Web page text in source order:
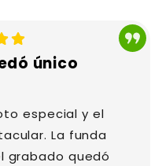
único
especial y el
La funda
grabado quedó